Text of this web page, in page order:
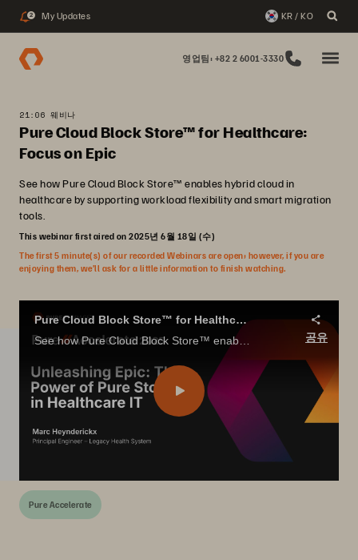
2 My Updates KR / KO
영업팀: +82 2 6001-3330
21:06 웨비나
Pure Cloud Block Store™ for Healthcare:
Focus on Epic
See how Pure Cloud Block Store™ enables hybrid cloud in
healthcare by supporting workload flexibility and smart migration
tools.
This webinar first aired on 2025년 6월 18일 (수)
The first 5 minute(s) of our recorded Webinars are open; however, if you are
enjoying them, we’ll ask for a little information to finish watching.
Pure Cloud Block Store™ for Healthcare: Focus on Epic
See how Pure Cloud Block Store™ enables hybrid cloud in healthcare by supporting workload flexibility and smart migration tools
공유
Pure Accelerate